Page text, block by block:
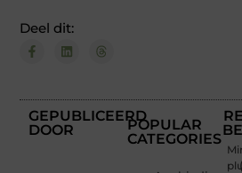
Deel dit:
GEPUBLICEERD
DOOR
POPULAR
CATEGORIES